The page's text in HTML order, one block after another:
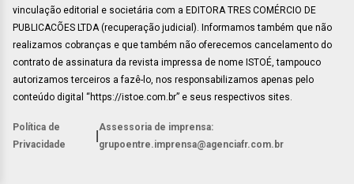
vinculação editorial e societária com a EDITORA TRES COMÉRCIO DE
PUBLICACÕES LTDA (recuperação judicial). Informamos também que não
realizamos cobranças e que também não oferecemos cancelamento do
contrato de assinatura da revista impressa de nome ISTOÉ, tampouco
autorizamos terceiros a fazê-lo, nos responsabilizamos apenas pelo
conteúdo digital “https://istoe.com.br” e seus respectivos sites.
Política de
Privacidade
Assessoria de imprensa:
grupoentre.imprensa@agenciafr.com.br